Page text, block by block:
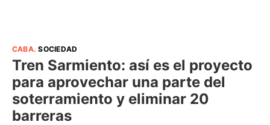
CABA.SOCIEDAD
Tren Sarmiento: así es el proyecto
para aprovechar una parte del
soterramiento y eliminar 20
barreras